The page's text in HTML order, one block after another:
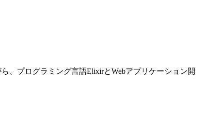
、プログラミング言語ElixirとWebアプリケーション開